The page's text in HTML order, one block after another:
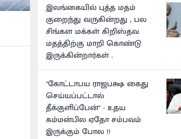
இலங்கையில் புத்த மதம்
குறைந்து வருகின்றது , பல
சிங்கள மக்கள் கிறிஸ்தவ
மதத்திற்கு மாறி கொண்டு
இருக்கின்றார்கள் .
"கோட்டாபய ராஜபக்ஷ கைது
செய்யப்பட்டால்
தீக்குளிப்பேன்" - உதய
கம்மன்பில ஏதோ சம்பவம்
இருக்கும் போல !!